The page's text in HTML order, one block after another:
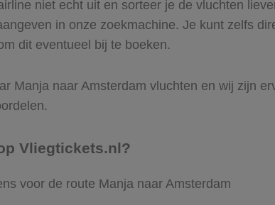
niet echt uit en sorteer je de vluchten
in onze zoekmachine. Je kunt zelfs
dit eventueel bij te boeken.
Manja naar Amsterdam vluchten en wij zijn
Vliegtickets.nl?
voor de route Manja naar Amsterdam